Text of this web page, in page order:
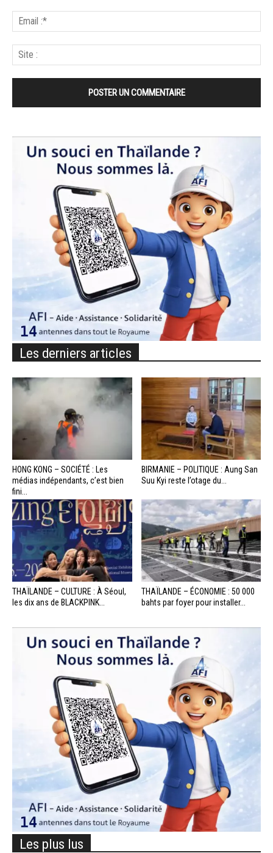
Les derniers articles
HONG KONG – SOCIÉTÉ : Les
médias indépendants, c’est bien
fini...
BIRMANIE – POLITIQUE : Aung San
Suu Kyi reste l’otage du...
THAÏLANDE – CULTURE : À Séoul,
les dix ans de BLACKPINK...
THAÏLANDE – ÉCONOMIE : 50 000
bahts par foyer pour installer...
Les plus lus